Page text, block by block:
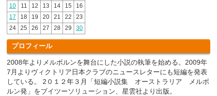
10
11 12 13 14 15
16
17
18 19 20 21 22
23
24
25 26 27 28 29 30
プロフィール
2008年よりメルボルンを舞台にした小説の執筆を始める。2009年
7月よりヴィクトリア日本クラブのニュースレターにも短編を発表
している。 2０１２年３月「短編小説集 オーストラリア メルボ
ルン発」をブイツーソリューション、星雲社より出版。